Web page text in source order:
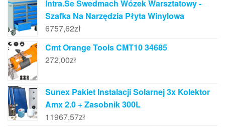
Intra.Se Swedmach Wózek Warsztatowy -
Szafka Na Narzędzia Płyta Winylowa
6757,62zł
Cmt Orange Tools CMT10 34685
272,00zł
Sunex Pakiet Instalacji Solarnej 3x Kolektor
Amx 2.0 + Zasobnik 300L
11967,57zł